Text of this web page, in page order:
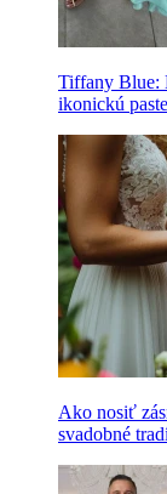
Tiffany Blue:
ikonickú
Ako nosiť
svadobné